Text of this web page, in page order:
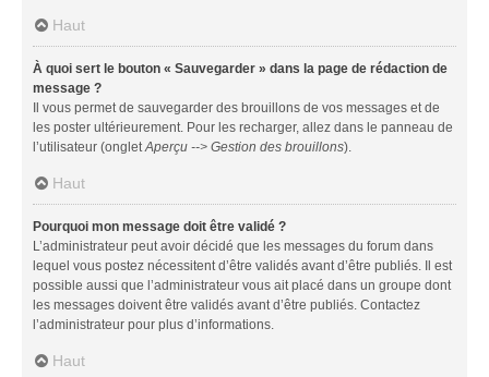
Haut
À quoi sert le bouton « Sauvegarder » dans la page de rédaction de
message ?
Il vous permet de sauvegarder des brouillons de vos messages et de
les poster ultérieurement. Pour les recharger, allez dans le panneau de
l’utilisateur (ongletAperçu --> Gestion des brouillons).
Haut
Pourquoi mon message doit être validé ?
L’administrateur peut avoir décidé que les messages du forum dans
lequel vous postez nécessitent d’être validés avant d’être publiés. Il est
possible aussi que l’administrateur vous ait placé dans un groupe dont
les messages doivent être validés avant d’être publiés. Contactez
l’administrateur pour plus d’informations.
Haut